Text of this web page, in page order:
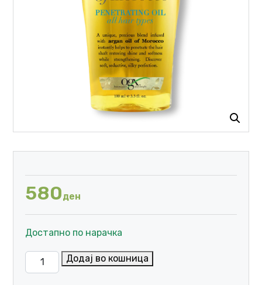
580ден
Достапно по нарачка
OGX ARGAN OIL OF MOROCCO МАСЛО ЗА КОСА
Додај во кошница